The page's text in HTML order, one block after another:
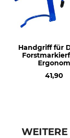
Handgriff für
Ergonom
41,90